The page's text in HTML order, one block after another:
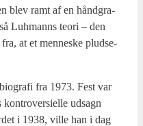
blev ramt af en hånd­gra­
Luh­manns teo­ri – den
at et men­ne­ske plud­se­
fra 1973. Fest var
kon­tro­ver­si­el­le udsagn
i 1938, vil­le han i dag